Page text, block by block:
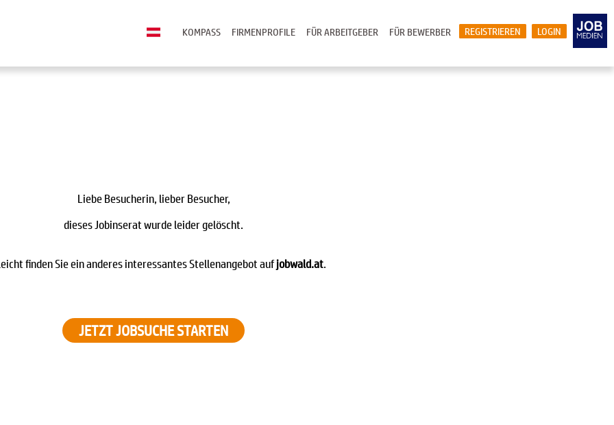
LOGIN
REGISTRIEREN
FÜR BEWERBER
FÜR ARBEITGEBER
FIRMENPROFILE
KOMPASS
Liebe Besucherin, lieber Besucher,
dieses Jobinserat wurde leider gelöscht.
finden Sie ein anderes interessantes Stellenangebot aufjobwald.at
JETZT JOBSUCHE STARTEN